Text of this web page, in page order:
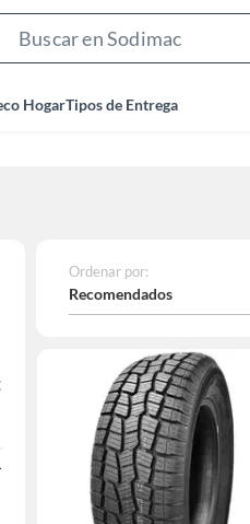
HogarTipos de Entrega
Ordenar por:
Recomendados